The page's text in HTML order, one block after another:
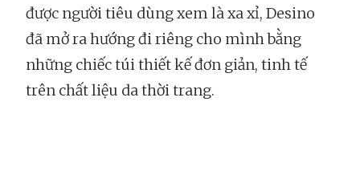
được người tiêu dùng xem là xa xỉ, Desino
đã mở ra hướng đi riêng cho mình bằng
những chiếc túi thiết kế đơn giản, tinh tế
trên chất liệu da thời trang.